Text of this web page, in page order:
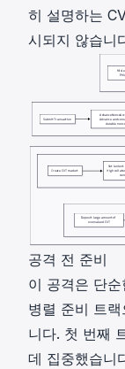
히 설명하는
시되지 않습니
공격 전 준비
이 공격은 단
병렬 준비 트
니다. 첫 번째
데 집중했습니